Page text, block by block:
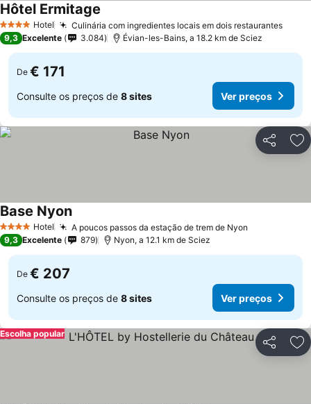
4 EstrelasHotel Culinária com ingredientes locais em dois restaurantes
Hôtel Ermitage
9,3 Excelente 3.084 Évian-les-Bains, a 18.2 km de Sciez
De € 171
Consulte os preços de 8 sites Ver preços
Partilhar
4 EstrelasHotel A poucos passos da estação de trem de Nyon
Base Nyon
9,3 Excelente 879 Nyon, a 12.1 km de Sciez
De € 207
Consulte os preços de 8 sites Ver preços
Partilhar
Escolha popular